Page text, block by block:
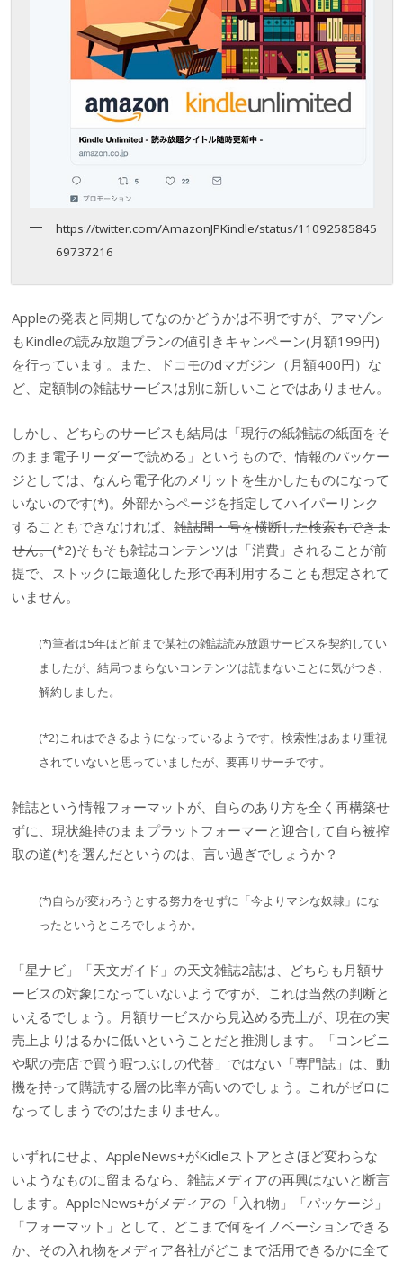
https://twitter.com/AmazonJPKindle/status/11092585845
69737216
Appleの発表と同期してなのかどうかは不明ですが、アマゾン
もKindleの読み放題プランの値引きキャンペーン(月額199円)
を行っています。また、ドコモのdマガジン（月額400円）な
ど、定額制の雑誌サービスは別に新しいことではありません。
しかし、どちらのサービスも結局は「現行の紙雑誌の紙面をそ
のまま電子リーダーで読める」というもので、情報のパッケー
ジとしては、なんら電子化のメリットを生かしたものになって
いないのです(*)。外部からページを指定してハイパーリンク
することもできなければ、雑誌間・号を横断した検索もできま
せん。(*2)そもそも雑誌コンテンツは「消費」されることが前
提で、ストックに最適化した形で再利用することも想定されて
いません。
(*)筆者は5年ほど前まで某社の雑誌読み放題サービスを契約してい
ましたが、結局つまらないコンテンツは読まないことに気がつき、
解約しました。
(*2)これはできるようになっているようです。検索性はあまり重視
されていないと思っていましたが、要再リサーチです。
雑誌という情報フォーマットが、自らのあり方を全く再構築せ
ずに、現状維持のままプラットフォーマーと迎合して自ら被搾
取の道(*)を選んだというのは、言い過ぎでしょうか？
(*)自らが変わろうとする努力をせずに「今よりマシな奴隷」にな
ったというところでしょうか。
「星ナビ」「天文ガイド」の天文雑誌2誌は、どちらも月額サ
ービスの対象になっていないようですが、これは当然の判断と
いえるでしょう。月額サービスから見込める売上が、現在の実
売上よりはるかに低いということだと推測します。「コンビニ
や駅の売店で買う暇つぶしの代替」ではない「専門誌」は、動
機を持って購読する層の比率が高いのでしょう。これがゼロに
なってしまうでのはたまりません。
いずれにせよ、AppleNews+がKidleストアとさほど変わらな
いようなものに留まるなら、雑誌メディアの再興はないと断言
します。AppleNews+がメディアの「入れ物」「パッケージ」
「フォーマット」として、どこまで何をイノベーションできる
か、その入れ物をメディア各社がどこまで活用できるかに全て